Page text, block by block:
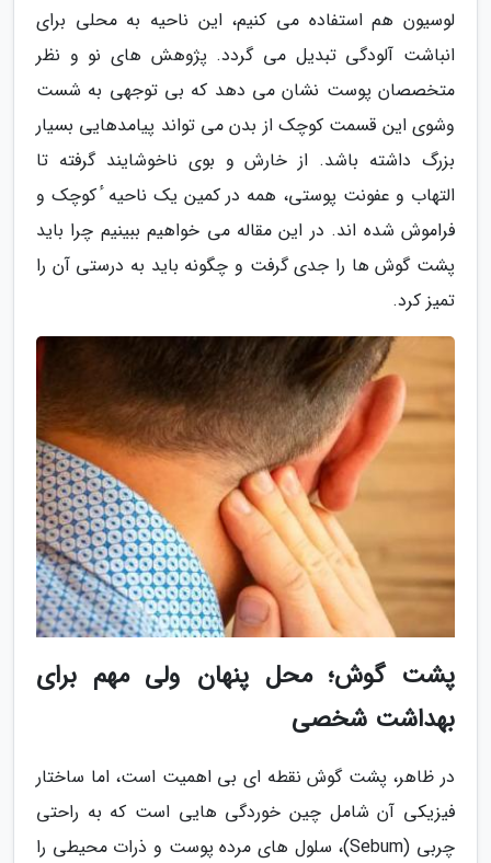
لوسیون هم استفاده می کنیم، این ناحیه به محلی برای
انباشت آلودگی تبدیل می گردد. پژوهش های نو و نظر
متخصصان پوست نشان می دهد که بی توجهی به شست
وشوی این قسمت کوچک از بدن می تواند پیامدهایی بسیار
بزرگ داشته باشد. از خارش و بوی ناخوشایند گرفته تا
التهاب و عفونت پوستی، همه در کمین یک ناحیه ٔ کوچک و
فراموش شده اند. در این مقاله می خواهیم ببینیم چرا باید
پشت گوش ها را جدی گرفت و چگونه باید به درستی آن را
تمیز کرد.
پشت گوش؛ محل پنهان ولی مهم برای
بهداشت شخصی
در ظاهر، پشت گوش نقطه ای بی اهمیت است، اما ساختار
فیزیکی آن شامل چین خوردگی هایی است که به راحتی
چربی (Sebum)، سلول های مرده پوست و ذرات محیطی را